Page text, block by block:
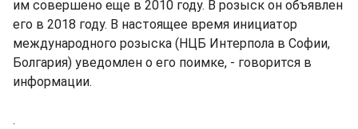
им совершено еще в 2010 году. В розыск он объявлен
его в 2018 году. В настоящее время инициатор
международного розыска (НЦБ Интерпола в Софии,
Болгария) уведомлен о его поимке, - говорится в
информации.
.